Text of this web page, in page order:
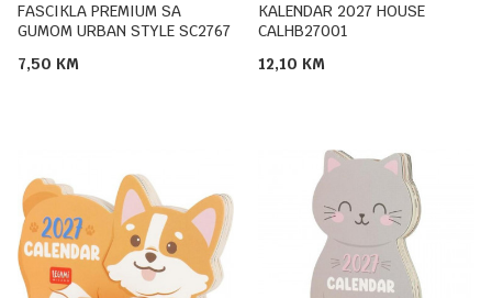
FASCIKLA PREMIUM SA
GUMOM URBAN STYLE SC2767
7,50 KM
KALENDAR 2027 HOUSE
CALHB27001
12,10 KM